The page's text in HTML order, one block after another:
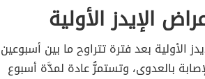
الإيدز الأولية
الأولية بعد فترة تتراوح ما بين أسبوعين
بالعدوى، وتستمرُّ عادة لمدَّة أسبوع